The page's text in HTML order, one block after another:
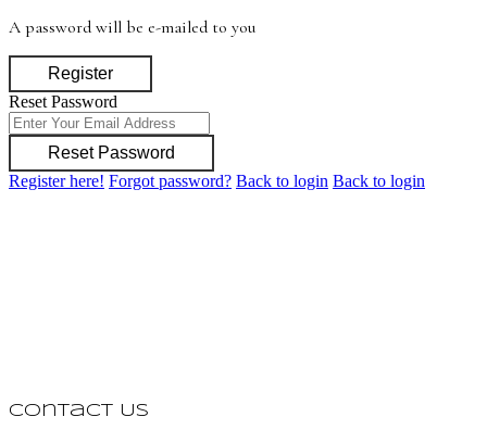
A password will be e-mailed to you
Register
Reset Password
Reset Password
Register here! Forgot password? Back to login Back to login
Contact Us